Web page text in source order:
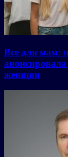
Все для мам:
женщин